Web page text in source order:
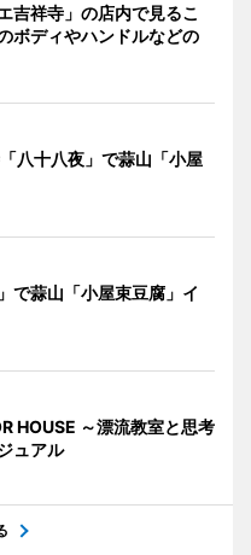
吉祥寺」の店内で見るこ
ボディやハンドルなどの
八十八夜」で蒜山「小屋
で蒜山「小屋束豆腐」イ
HOUSE ～漂流教室と思考
ュアル